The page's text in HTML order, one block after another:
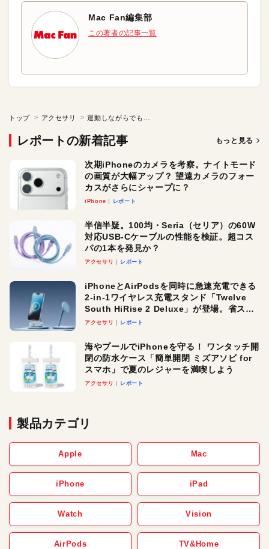
Mac Fan編集部
この著者の記事一覧
トップ アクセサリ
レポートの新着記事 もっと見る
次期iPhoneのカメラを考察。ナイトモード
の画質が大幅アップ？ 望遠カメラのフォー
カスがさらにシャープに？
iPhone レポート
半信半疑。100均・Seria（セリア）の60W
対応USB-Cケーブルの性能を検証。超コス
パの1本を発見か？
アクセサリ レポート
iPhoneとAirPodsを同時に急速充電できる
2-in-1ワイヤレス充電スタンド「Twelve
South HiRise 2 Deluxe」が登場。省スペ
ースでおしゃれに充電したい人にオスス
アクセサリ レポート
海やプールでiPhoneを守る！ ワンタッチ開
閉の防水ケース「簡単開閉 ミズアソビ for
スマホ」で夏のレジャーを満喫しよう
アクセサリ レポート
製品カテゴリ
Apple Mac
iPhone iPad
Watch Vision
AirPods TV&Home